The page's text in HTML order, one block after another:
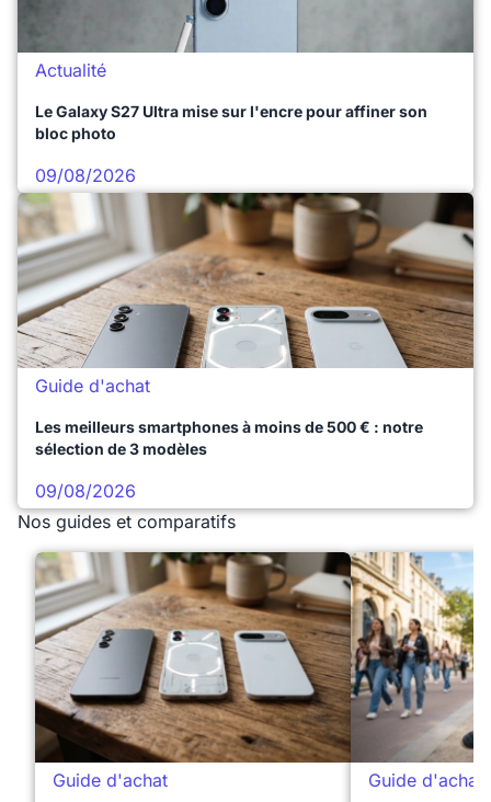
Actualité
Le Galaxy S27 Ultra mise sur l'encre pour affiner son
bloc photo
09/08/2026
Guide d'achat
Les meilleurs smartphones à moins de 500 € : notre
sélection de 3 modèles
09/08/2026
Nos guides et comparatifs
Guide d'achat Guide d'achat